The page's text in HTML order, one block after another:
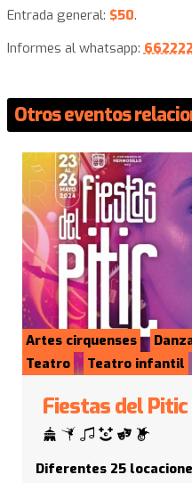
Entrada general: $50.
Informes al whatsapp:
Otros eventos
Artes cirquenses
Teatro
Teatro infantil
Fiestas del
Diferentes 25